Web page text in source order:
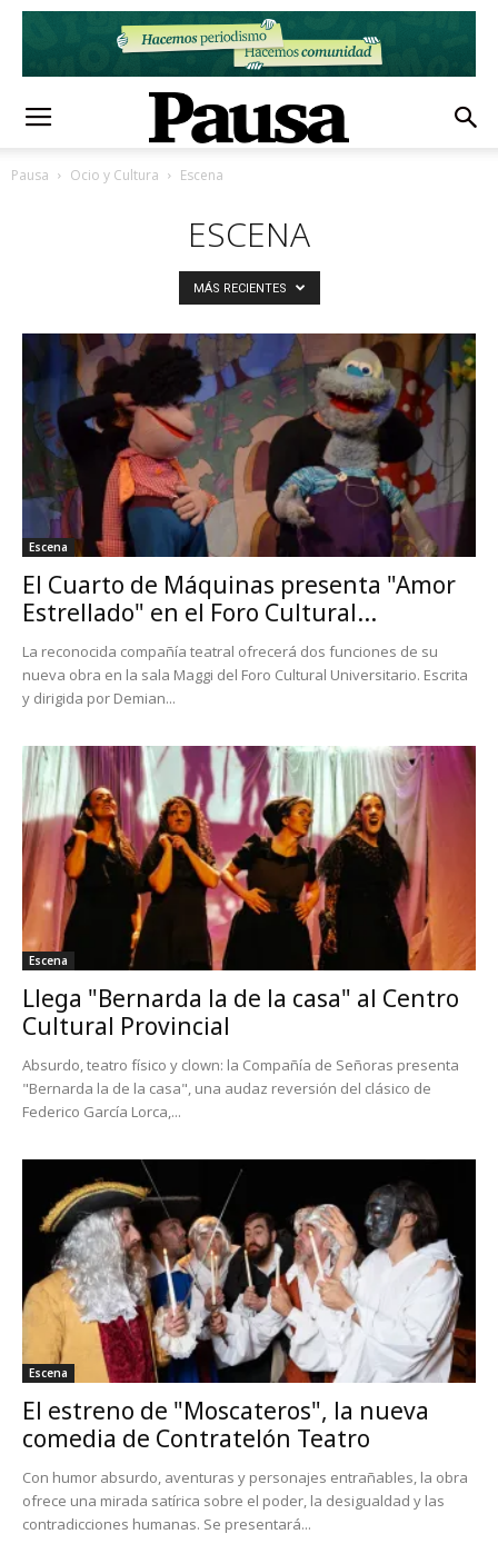
Pausa Ocio y Cultura Escena
ESCENA
MÁS RECIENTES
Escena
El Cuarto de Máquinas presenta "Amor
Estrellado" en el Foro Cultural...
La reconocida compañía teatral ofrecerá dos funciones de su
nueva obra en la sala Maggi del Foro Cultural Universitario. Escrita
y dirigida por Demian...
Escena
Llega "Bernarda la de la casa" al Centro
Cultural Provincial
Absurdo, teatro físico y clown: la Compañía de Señoras presenta
"Bernarda la de la casa", una audaz reversión del clásico de
Federico García Lorca,...
Escena
El estreno de "Moscateros", la nueva
comedia de Contratelón Teatro
Con humor absurdo, aventuras y personajes entrañables, la obra
ofrece una mirada satírica sobre el poder, la desigualdad y las
contradicciones humanas. Se presentará...